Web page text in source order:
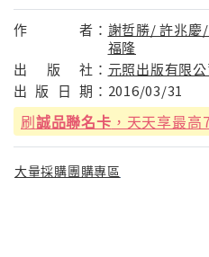
作 者： 謝哲勝/ 許兆慶
福隆
出
版 社： 元照出版有限
出 版 日 期： 2016/03/31
刷誠品聯名卡 ，天天享最
大量採購團購專區